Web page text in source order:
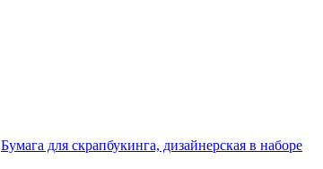
Бумага для скрапбукинга, дизайнерская в наборе